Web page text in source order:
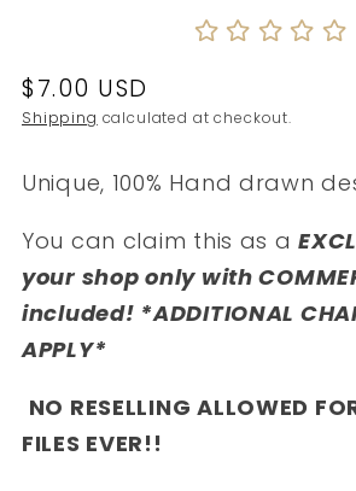
Regular
price
$7.00 USD
Shipping calculated at checkout.
Unique, 100% Hand drawn
You can claim this as a
your shop only with
included! *ADDITIONAL
APPLY*
NO RESELLING ALLOWED
FILES EVER!!